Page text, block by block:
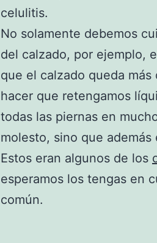
celulitis.
No solamente debemos
del calzado, por ejemplo,
que el calzado queda
hacer que retengamos
todas las piernas en
molesto, sino que además
Estos eran algunos de los
esperamos los tengas en
común.